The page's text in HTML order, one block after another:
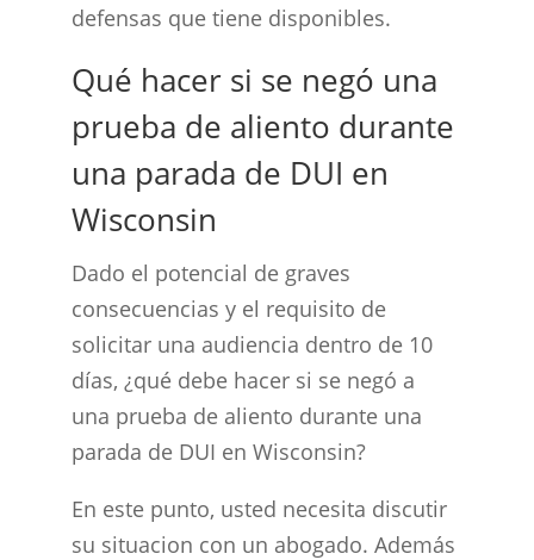
defensas que tiene disponibles.
Qué hacer si se negó una
prueba de aliento durante
una parada de DUI en
Wisconsin
Dado el potencial de graves
consecuencias y el requisito de
solicitar una audiencia dentro de 10
días, ¿qué debe hacer si se negó a
una prueba de aliento durante una
parada de DUI en Wisconsin?
En este punto, usted necesita discutir
su situacion con un abogado. Además